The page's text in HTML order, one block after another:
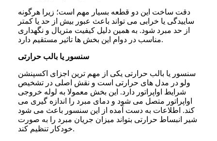
دقت ساخت این دو قطعه بسیار مهم است؛ زیرا هرگونه
ساییدگی یا خرابی می تواند باعث عبور بیش از حد یا کمتر
از حد مبرد شود. به همین دلیل کیفیت متریال و نگهداری
مناسب در دوام این بخش ها تاثیر مستقیم دارد.
سنسور یا بالب حرارتی
سنسور یا بالب حرارتی یکی از مهم ترین اجزای اکسپنشن
ولو در مدل های حرارتی است و نقش اصلی در تشخیص
شرایط اواپراتور دارد. این بخش معمولا به لوله خروجی
اواپراتور متصل می شود و دمای مبرد را اندازه گیری می
کند. اطلاعات به دست آمده از این سنسور باعث می شود
شیر انبساط حرارتی بتواند میزان جریان مبرد را به صورت
خودکار تنظیم کند.